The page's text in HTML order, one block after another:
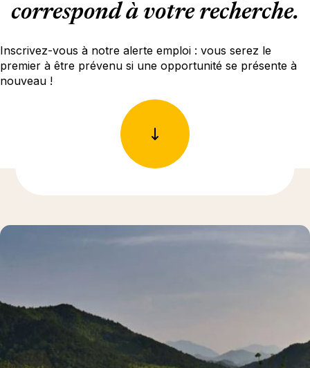
correspond à votre recherche.
Inscrivez-vous à notre alerte emploi : vous serez le
premier à être prévenu si une opportunité se présente à
nouveau !